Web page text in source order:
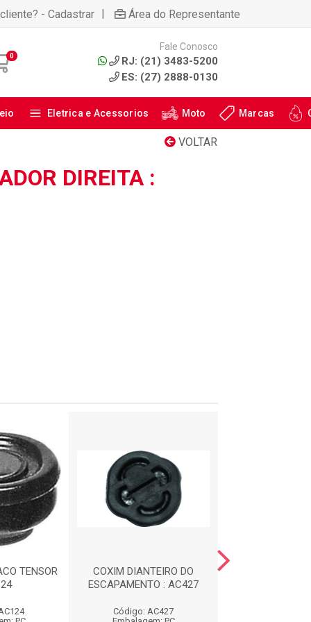
- Cadastrar | Área do Representante
0
Fale Conosco
RJ: (21) 3483-5200
ES: (27) 2888-0130
Eletrica e Acessorios Moto Marcas
VOLTAR
DIREITA :
TENSOR
COXIM DIANTEIRO DO
ESCAPAMENTO : AC427
Código: AC427